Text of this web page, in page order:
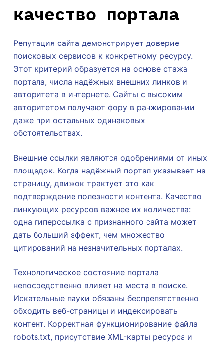
качество портала
Репутация сайта демонстрирует доверие
поисковых сервисов к конкретному ресурсу.
Этот критерий образуется на основе стажа
портала, числа надёжных внешних линков и
авторитета в интернете. Сайты с высоким
авторитетом получают фору в ранжировании
даже при остальных одинаковых
обстоятельствах.
Внешние ссылки являются одобрениями от иных
площадок. Когда надёжный портал указывает на
страницу, движок трактует это как
подтверждение полезности контента. Качество
линкующих ресурсов важнее их количества:
одна гиперссылка с признанного сайта может
дать больший эффект, чем множество
цитирований на незначительных порталах.
Технологическое состояние портала
непосредственно влияет на места в поиске.
Искательные пауки обязаны беспрепятственно
обходить веб-страницы и индексировать
контент. Корректная функционирование файла
robots.txt, присутствие XML-карты ресурса и